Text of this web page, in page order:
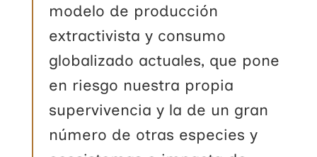
modelo de producción
extractivista y consumo
globalizado actuales, que pone
en riesgo nuestra propia
supervivencia y la de un gran
número de otras especies y